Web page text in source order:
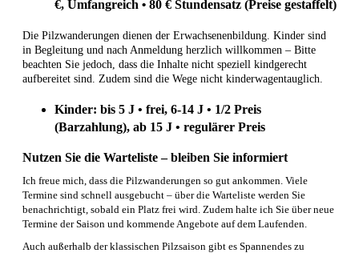
€, Umfangreich • 80 € Stundensatz (Preise gestaffelt)
Die Pilzwanderungen dienen der Erwachsenenbildung. Kinder sind
in Begleitung und nach Anmeldung herzlich willkommen – Bitte
beachten Sie jedoch, dass die Inhalte nicht speziell kindgerecht
aufbereitet sind. Zudem sind die Wege nicht kinderwagentauglich.
Kinder: bis 5 J • frei, 6-14 J • 1/2 Preis
(Barzahlung), ab 15 J • regulärer Preis
Nutzen Sie die Warteliste – bleiben Sie informiert
Ich freue mich, dass die Pilzwanderungen so gut ankommen. Viele
Termine sind schnell ausgebucht – über die Warteliste werden Sie
benachrichtigt, sobald ein Platz frei wird. Zudem halte ich Sie über neue
Termine der Saison und kommende Angebote auf dem Laufenden.
Auch außerhalb der klassischen Pilzsaison gibt es Spannendes zu